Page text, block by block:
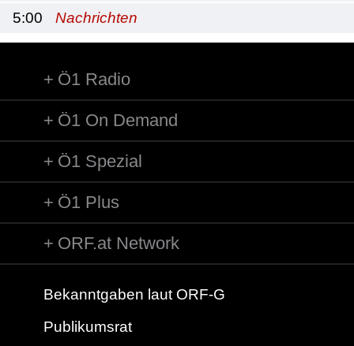
5:00
Nachrichten
Ö1 Radio
Ö1 On Demand
Ö1 Spezial
Ö1 Plus
ORF.at Network
Bekanntgaben laut ORF-G
Publikumsrat